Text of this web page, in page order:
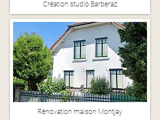
Création studio Barberaz
Rénovation maison Montjay